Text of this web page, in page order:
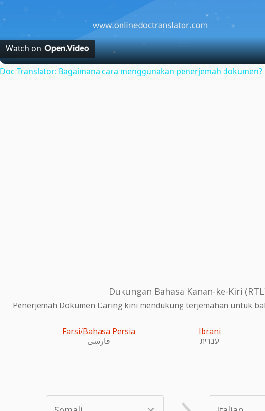
Video
Watch on
Doc Translator: Bagaimana cara menggunakan penerjemah dokumen?
Dukungan Bahasa Kanan-ke-Kiri
Penerjemah Dokumen Daring kini mendukung terjemahan untuk
Farsi/Bahasa Persia
فارسی
Ibrani
עִברִית